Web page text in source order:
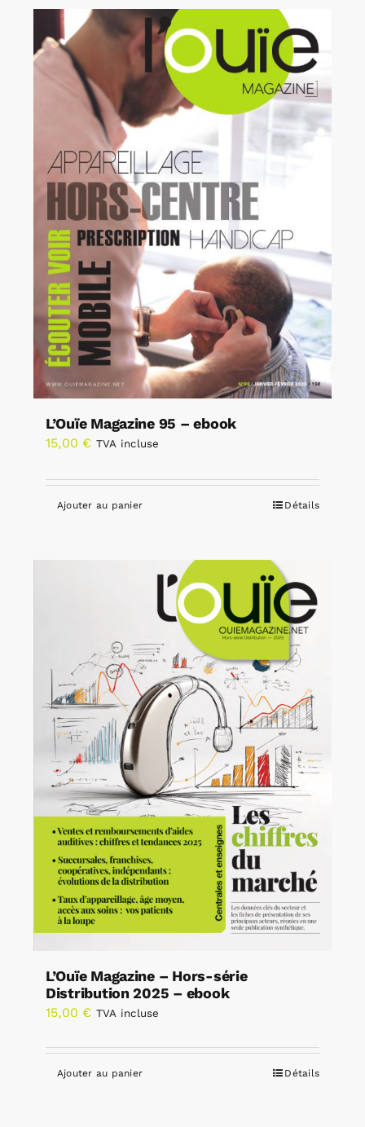
L’Ouïe Magazine 95 – ebook
15,00 € TVA incluse
Ajouter au panier Détails
L’Ouïe Magazine – Hors-série
Distribution 2025 – ebook
15,00 € TVA incluse
Ajouter au panier Détails